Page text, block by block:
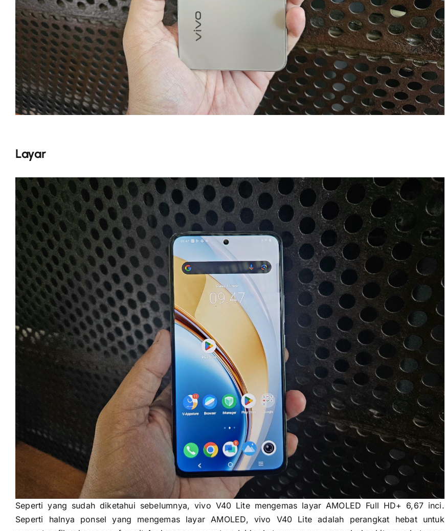
Layar
Seperti yang sudah diketahui sebelumnya, vivo V40 Lite mengemas layar AMOLED Full HD+ 6,67 inci.
Seperti halnya ponsel yang mengemas layar AMOLED, vivo V40 Lite adalah perangkat hebat untuk